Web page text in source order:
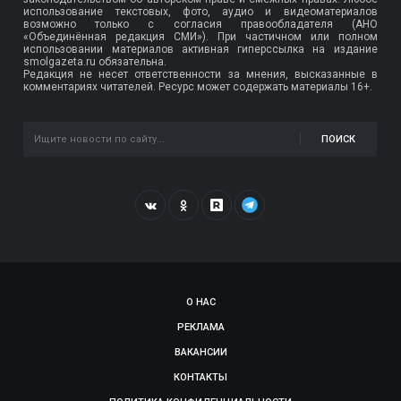
использование текстовых, фото, аудио и видеоматериалов
возможно только с согласия правообладателя (АНО
«Объединённая редакция СМИ»). При частичном или полном
использовании материалов активная гиперссылка на издание
smolgazeta.ru обязательна.
Редакция не несет ответственности за мнения, высказанные в
комментариях читателей. Ресурс может содержать материалы 16+.
ПОИСК
О НАС
РЕКЛАМА
ВАКАНСИИ
КОНТАКТЫ